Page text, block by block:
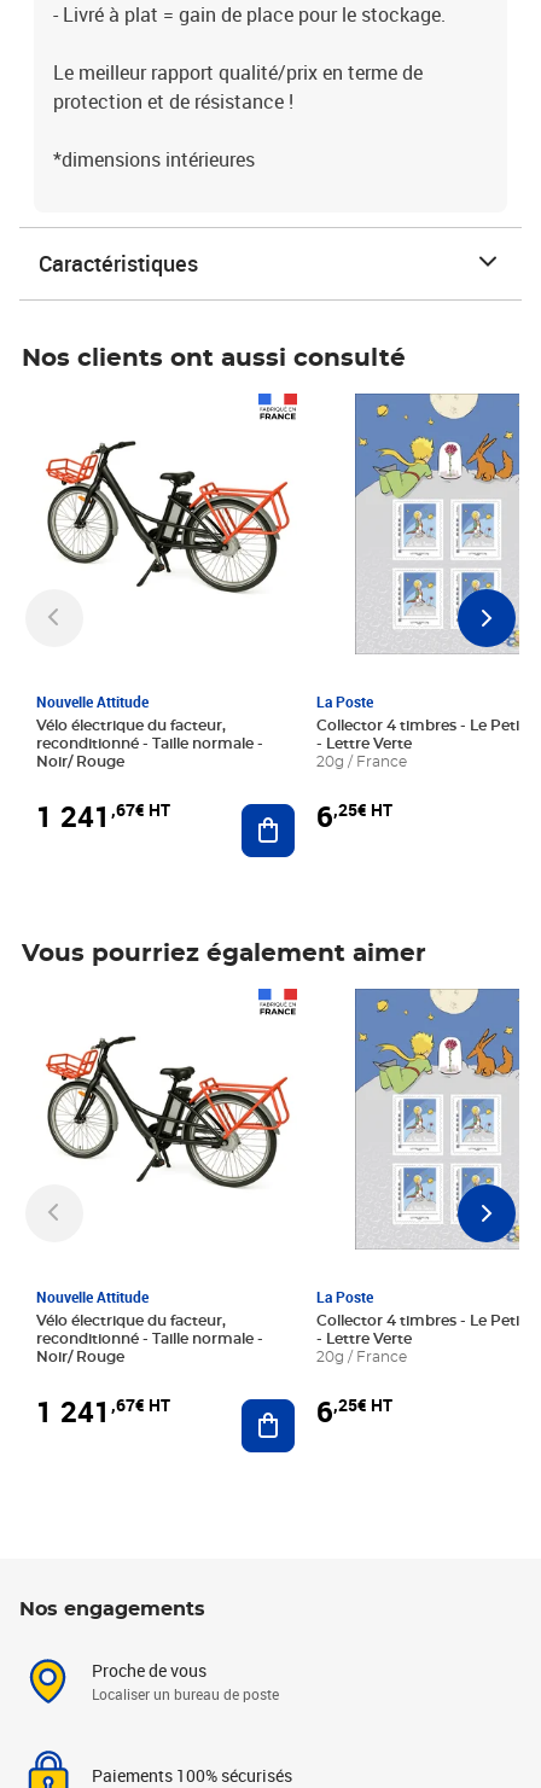
- Livré à plat = gain de place pour le stockage.
Le meilleur rapport qualité/prix en terme de
protection et de résistance !
*dimensions intérieures
Caractéristiques
Nos clients ont aussi consulté
Nouvelle Attitude
Vélo électrique du facteur,
reconditionné - Taille normale -
Noir/ Rouge
1 241 ,67€ HT Ajouter au panier
La Poste
Collector 4 timbres - Le Petit
- Lettre Verte
20g / France
6,25€ HT
Prix 6,25€ HT
Vous pourriez également aimer
Nouvelle Attitude
Vélo électrique du facteur,
reconditionné - Taille normale -
Noir/ Rouge
1 241 ,67€ HT Ajouter au panier
La Poste
Collector 4 timbres - Le Petit
- Lettre Verte
20g / France
6,25€ HT
Prix 6,25€ HT
Nos engagements
Proche de vous
Localiser un bureau de poste
Paiements 100% sécurisés